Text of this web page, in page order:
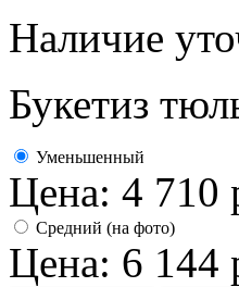
Наличие
Букетиз
Уменьшенный
Цена: 4 710
Средний (на фото)
Цена: 6 144